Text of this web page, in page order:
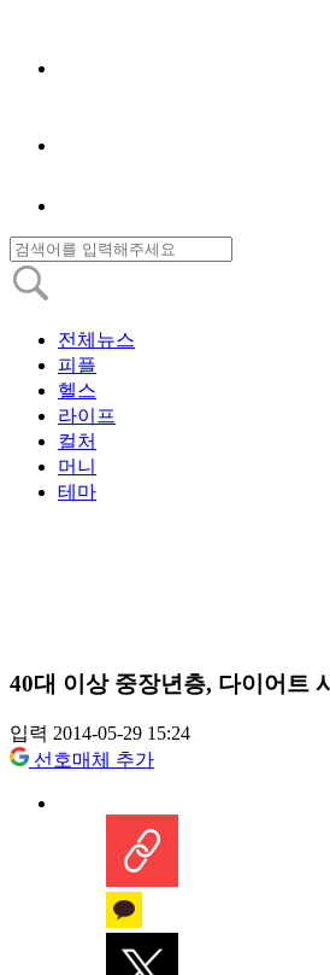
전체뉴스
피플
헬스
라이프
컬처
머니
테마
40대 이상 중장년층, 다이어트
입력 2014-05-29 15:24
선호매체 추가